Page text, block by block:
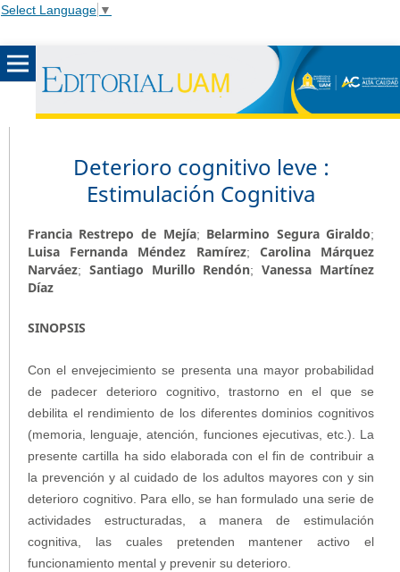
Select Language ▼
Deterioro cognitivo leve :
Estimulación Cognitiva
Francia Restrepo de Mejía; Belarmino Segura Giraldo;
Luisa Fernanda Méndez Ramírez; Carolina Márquez
Narváez; Santiago Murillo Rendón;Vanessa Martínez
Díaz
SINOPSIS
Con el envejecimiento se presenta una mayor probabilidad
de padecer deterioro cognitivo, trastorno en el que se
debilita el rendimiento de los diferentes dominios cognitivos
(memoria, lenguaje, atención, funciones ejecutivas, etc.). La
presente cartilla ha sido elaborada con el fin de contribuir a
la prevención y al cuidado de los adultos mayores con y sin
deterioro cognitivo. Para ello, se han formulado una serie de
actividades estructuradas, a manera de estimulación
cognitiva, las cuales pretenden mantener activo el
funcionamiento mental y prevenir su deterioro.